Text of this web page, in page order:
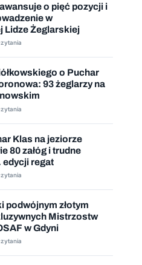
o pięć pozycji i
w
Lidze Żeglarskiej
o Puchar
93 żeglarzy na
Klas na jeziorze
80 załóg i trudne
edycji regat
podwójnym złotym
Mistrzostw
w Gdyni